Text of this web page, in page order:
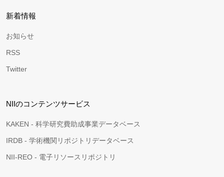
新着情報
お知らせ
RSS
Twitter
NIIのコンテンツサービス
KAKEN - 科学研究費助成事業データベース
IRDB - 学術機関リポジトリデータベース
NII-REO - 電子リソースリポジトリ